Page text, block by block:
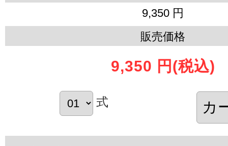
9,350 円
販売価格
9,350 円 (税込)
式